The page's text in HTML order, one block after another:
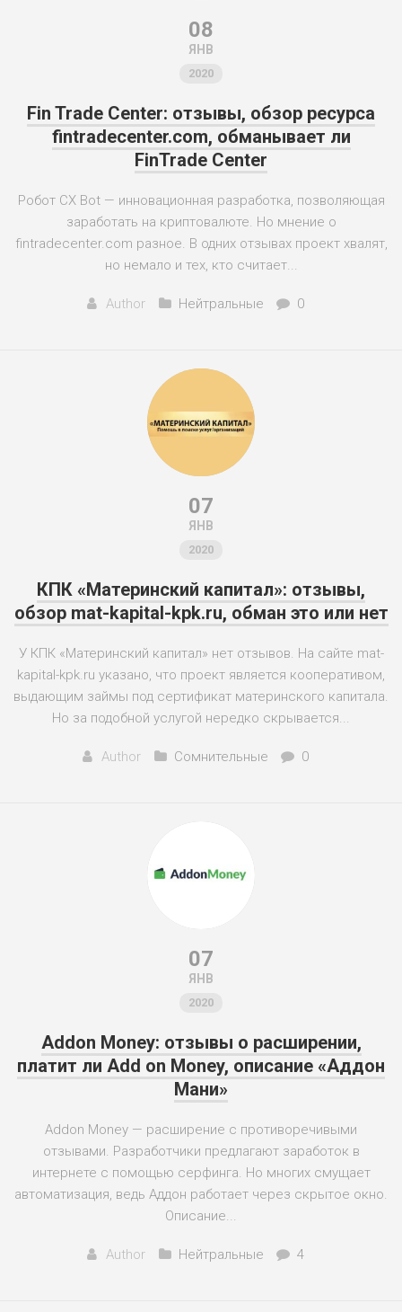
08
ЯНВ
2020
Fin Trade Center: отзывы, обзор ресурса
fintradecenter.com, обманывает ли
FinTrade Center
Робот CX Bot — инновационная разработка, позволяющая
заработать на криптовалюте. Но мнение о
fintradecenter.com разное. В одних отзывах проект хвалят,
но немало и тех, кто считает...
Author Нейтральные 0
07
ЯНВ
2020
КПК «Материнский капитал»: отзывы,
обзор mat-kapital-kpk.ru, обман это или нет
У КПК «Материнский капитал» нет отзывов. На сайте mat-
kapital-kpk.ru указано, что проект является кооперативом,
выдающим займы под сертификат материнского капитала.
Но за подобной услугой нередко скрывается...
Author Сомнительные 0
07
ЯНВ
2020
Addon Money: отзывы о расширении,
платит ли Add on Money, описание «Аддон
Мани»
Addon Money — расширение с противоречивыми
отзывами. Разработчики предлагают заработок в
интернете с помощью серфинга. Но многих смущает
автоматизация, ведь Аддон работает через скрытое окно.
Описание...
Author Нейтральные 4